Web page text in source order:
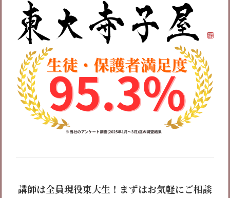
講師は全員現役東大生！まずはお気軽にご相談